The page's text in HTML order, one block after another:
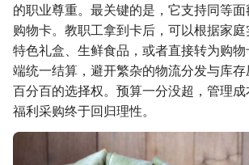
的职业尊重。最关键的是，它支持同等
购物卡。教职工拿到卡后，可以根据家
特色礼盒、生鲜食品，或者直接转为购
端统一结算，避开繁杂的物流分发与库
百分百的选择权。预算一分没超，管理
福利采购终于回归理性。